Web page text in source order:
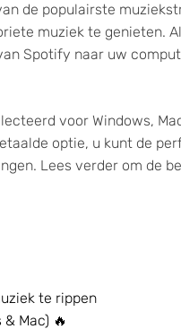
de populairste
muziek te genieten.
Spotify naar uw
voor Windows,
optie, u kunt de
Lees verder om de
te rippen
Mac) 🔥